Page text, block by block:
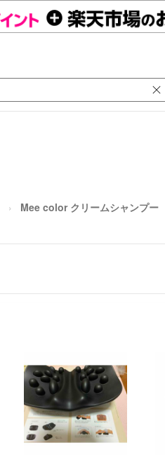
Mee color クリームシャンプ